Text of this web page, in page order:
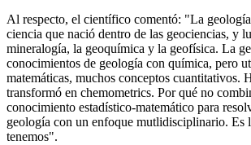
Al respecto, el científico comentó: "La
ciencia que nació dentro de las geociencias, y
mineralogía, la geoquímica y la geofísica. La
conocimientos de geología con química, pero
matemáticas, muchos conceptos cuantitativos.
transformó en chemometrics. Por qué no
conocimiento estadístico-matemático para
geología con un enfoque mutlidisciplinario. Es
tenemos".